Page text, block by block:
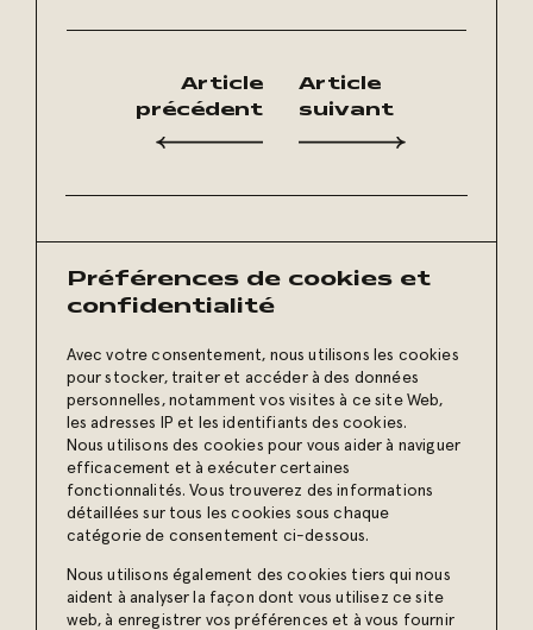
Préférences de cookies et
confidentialité
Avec votre consentement, nous utilisons les cookies
pour stocker, traiter et accéder à des données
personnelles, notamment vos visites à ce site Web,
les adresses IP et les identifiants des cookies.
Nous utilisons des cookies pour vous aider à naviguer
efficacement et à exécuter certaines
fonctionnalités. Vous trouverez des informations
détaillées sur tous les cookies sous chaque
catégorie de consentement ci-dessous.
Nous utilisons également des cookies tiers qui nous
aident à analyser la façon dont vous utilisez ce site
web, à enregistrer vos préférences et à vous fournir
Article
précédent
Article
suivant
Restez à l’affût
de nos conseils et de nos
Inscrivez-vous à notre
infolettre
Joignez notre communauté
et jetez un œil à nos projets !